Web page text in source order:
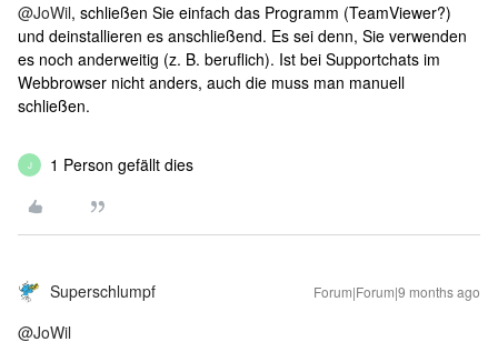
@JoWil, schließen Sie einfach das Programm (TeamViewer?)
und deinstallieren es anschließend. Es sei denn, Sie verwenden
es noch anderweitig (z. B. beruflich). Ist bei Supportchats im
Webbrowser nicht anders, auch die muss man manuell
schließen.
J 1 Person gefällt dies
Superschlumpf Forum|Forum|9 months ago
@JoWil